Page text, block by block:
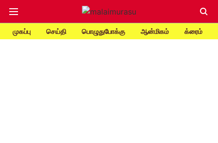
முகப்பு செய்தி பொழுதுபோக்கு ஆன்மிகம் க்ரைம்